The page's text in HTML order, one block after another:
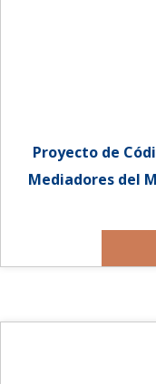
Proyecto de
Mediadores del